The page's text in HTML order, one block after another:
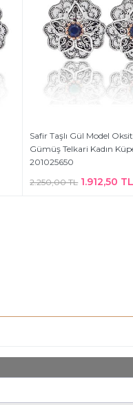
Safir Taşlı Gül Model
Gümüş Telkari Kadın
201025650
2.250,00 TL 1.912,50